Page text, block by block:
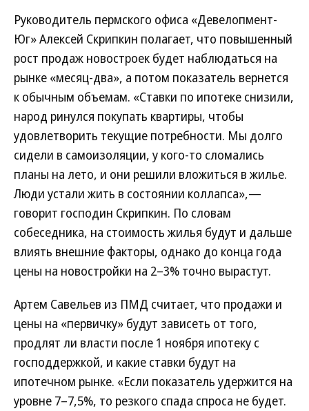
Руководитель пермского офиса «Девелопмент-
Юг» Алексей Скрипкин полагает, что повышенный
рост продаж новостроек будет наблюдаться на
рынке «месяц-два», а потом показатель вернется
к обычным объемам. «Ставки по ипотеке снизили,
народ ринулся покупать квартиры, чтобы
удовлетворить текущие потребности. Мы долго
сидели в самоизоляции, у кого-то сломались
планы на лето, и они решили вложиться в жилье.
Люди устали жить в состоянии коллапса»,—
говорит господин Скрипкин. По словам
собеседника, на стоимость жилья будут и дальше
влиять внешние факторы, однако до конца года
цены на новостройки на 2–3% точно вырастут.
Артем Савельев из ПМД считает, что продажи и
цены на «первичку» будут зависеть от того,
продлят ли власти после 1 ноября ипотеку с
господдержкой, и какие ставки будут на
ипотечном рынке. «Если показатель удержится на
уровне 7–7,5%, то резкого спада спроса не будет.